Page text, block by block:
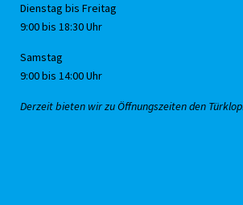
Dienstag bis Freitag
9:00 bis 18:30 Uhr
Samstag
9:00 bis 14:00 Uhr
Derzeit bieten wir zu Öffnungszeiten den